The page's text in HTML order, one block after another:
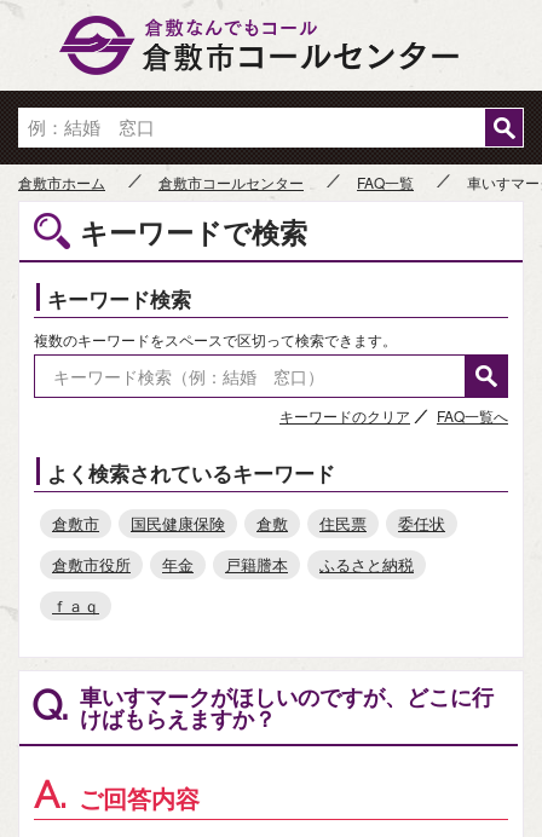
倉敷市ホーム 倉敷市コールセンター FAQ一覧 車いすマ
キーワードで検索
キーワード検索
複数のキーワードをスペースで区切って検索できます。
キーワードのクリア FAQ一覧へ
よく検索されているキーワード
倉敷市 国民健康保険 倉敷 住民票
委任状
倉敷市役所
年金 戸籍謄本
ふるさと納税
ｆａｑ
Q. 車いすマークがほしいのですが、どこに行
けばもらえますか？
A. ご回答内容